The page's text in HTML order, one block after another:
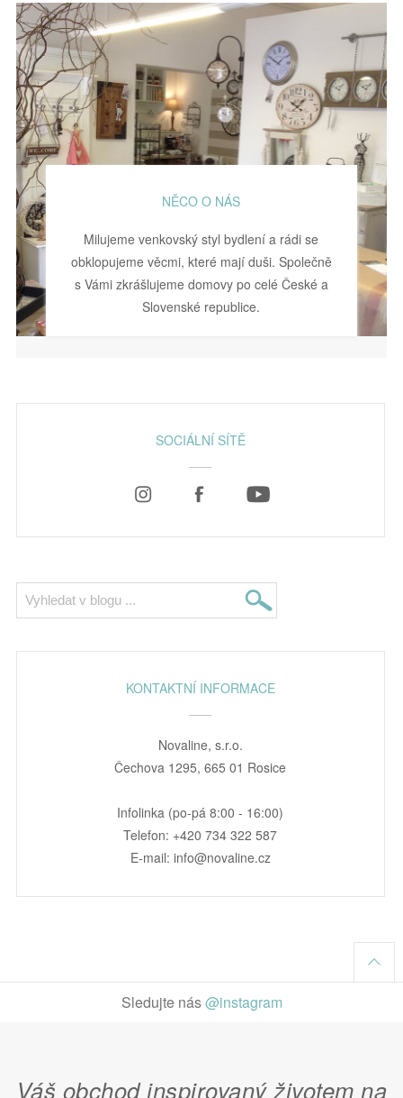
NĚCO O NÁS
Milujeme venkovský styl bydlení a rádi se
obklopujeme věcmi, které mají duši. Společně
s Vámi zkrášlujeme domovy po celé České a
Slovenské republice.
SOCIÁLNÍ SÍTĚ
KONTAKTNÍ INFORMACE
Novaline, s.r.o.
Čechova 1295, 665 01 Rosice
Infolinka (po-pá 8:00 - 16:00)
Telefon: +420 734 322 587
E-mail: info@novaline.cz
Sledujte nás@instagram
Váš obchod inspirovaný životem na